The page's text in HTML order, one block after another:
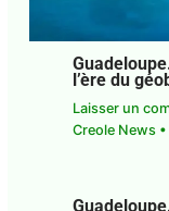
l’ère du
Laisser un
Creole News •